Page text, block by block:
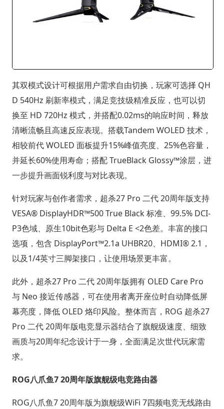
其双模式设计可根据用户需求自由切换，玩家可选择 QH
D 540Hz 刷新率模式，满足竞技级精准反应，也可以切
换至 HD 720Hz 模式，并搭配0.02ms的响应时间，释放
清晰流畅且高速反应表现。搭载Tandem WOLED 技术，
相较前代 WOLED 面板提升15%峰值亮度、25%色容量，
并延长60%使用寿命；搭配 TrueBlack Glossy™涂层，进
一步提升画面锐利度与对比表现。
针对玩家与创作者需求，超杀27 Pro 二代 20周年版支持
VESA® DisplayHDR™500 True Black 标准、99.5% DCI-
P3色域、原生10bit色彩与 Delta E <2色差。丰富的接口
选项，包含 DisplayPort™2.1a UHBR20、HDMI® 2.1，
以及1/4英寸三脚架接口，让使用场景更丰富。
此外，超杀27 Pro 二代 20周年版拥有 OLED Care Pro
与 Neo 接近传感器，可在使用者离开座位时自动降低屏
幕亮度，降低 OLED 烙印风险。整体而言，ROG 超杀27
Pro 二代 20周年版电竞显示器结合了旗舰级速度、细致
画质与20周年纪念设计于一身，全面满足次世代玩家需
求。
ROG八爪鱼7 20周年版旗舰级电竞路由器
ROG八爪鱼7 20周年版为旗舰级WiFi 7四频电竞无线路由